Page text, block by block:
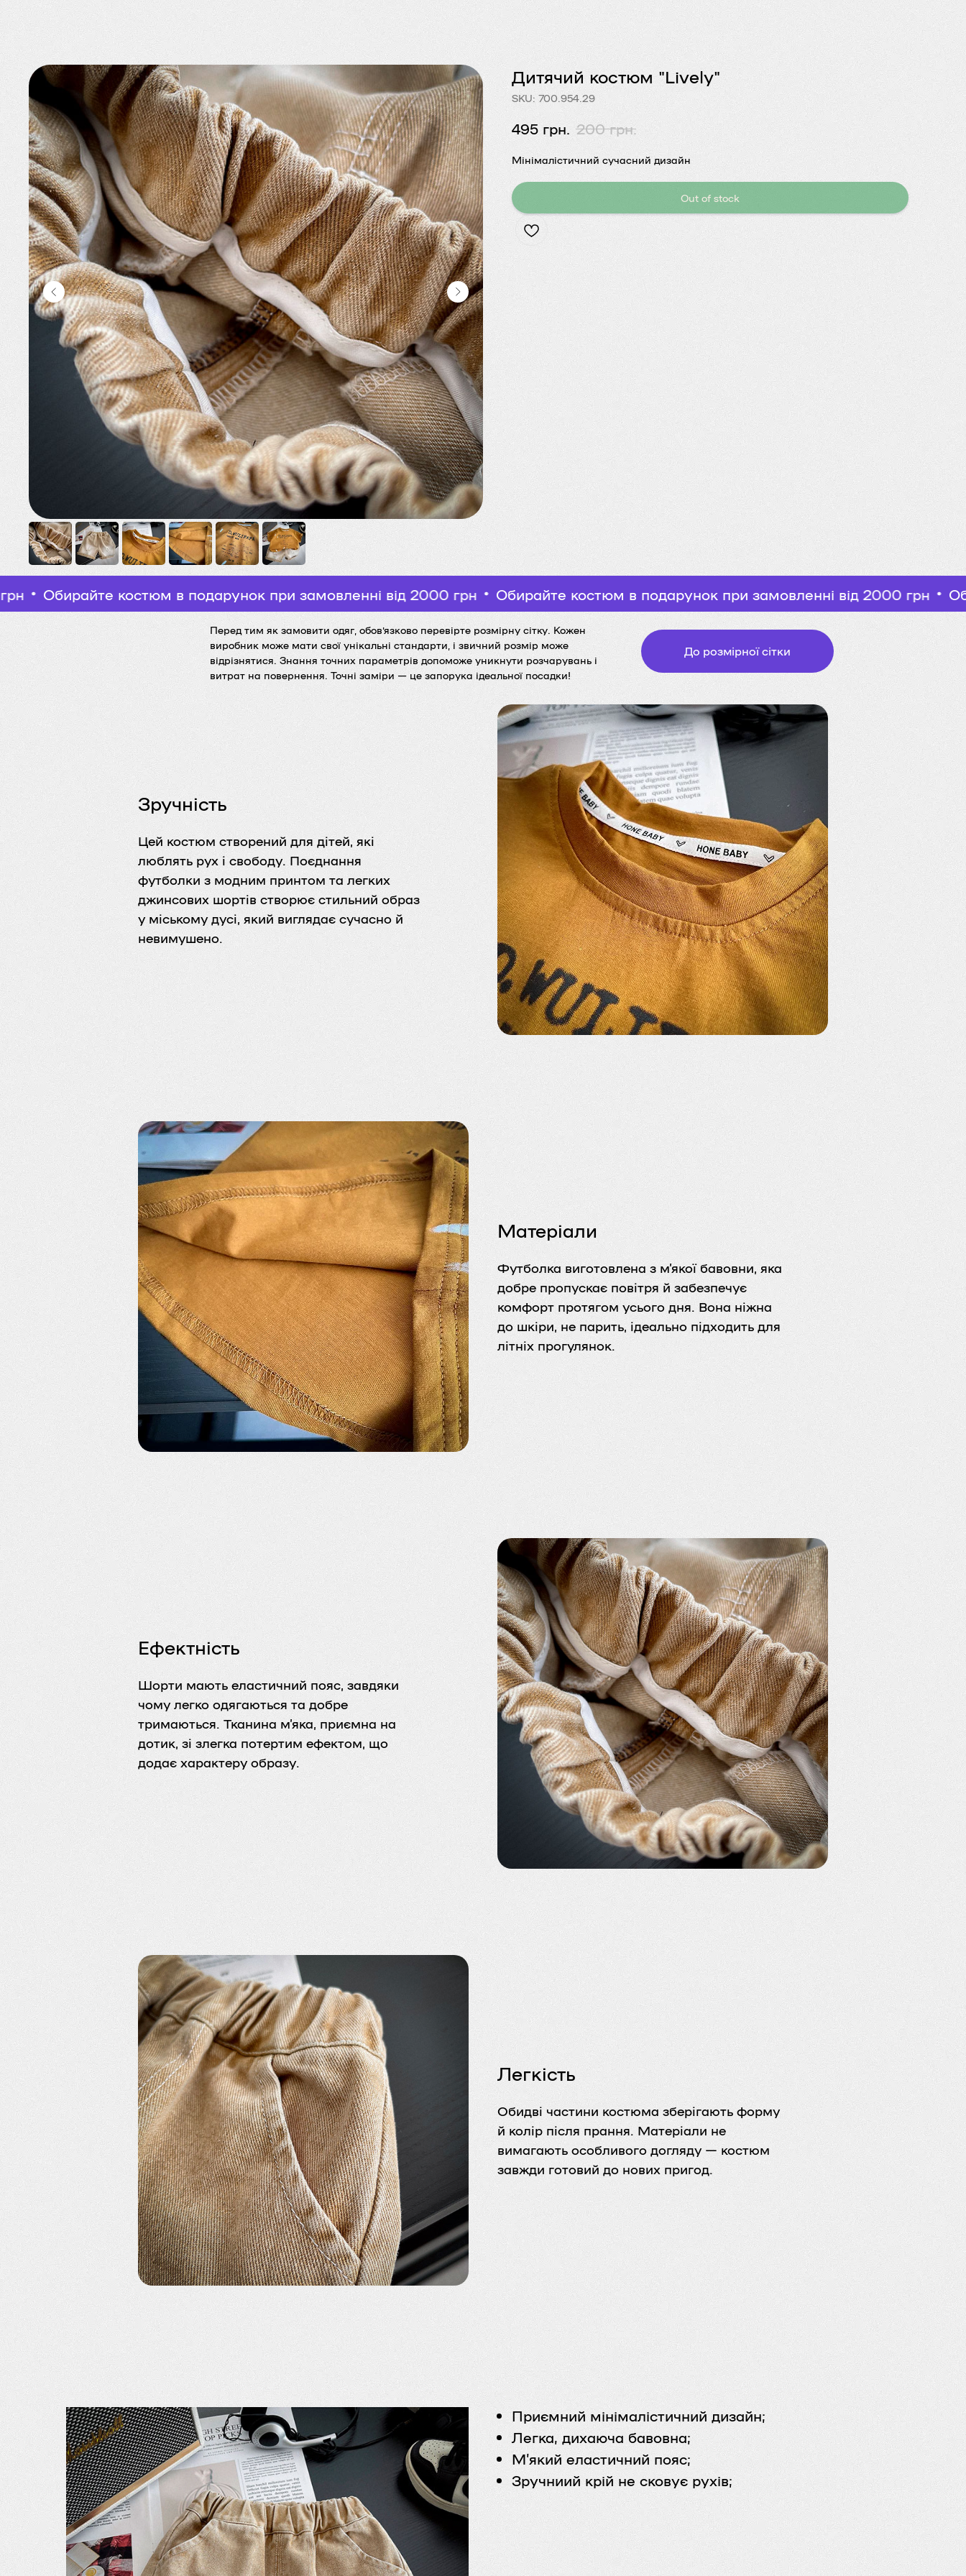
Дитячий костюм "Lively"
SKU: 700.954.29
495 грн. 200 грн.
Мінімалістичний сучасний дизайн
Out of stock
костюм в подарунок при замовленні від 2000 грн Обирайте костюм в подарунок при замовленні від 2000 грн Обирайте
Перед тим як замовити одяг, обов’язково перевірте розмірну сітку. Кожен
виробник може мати свої унікальні стандарти, і звичний розмір може
відрізнятися. Знання точних параметрів допоможе уникнути розчарувань і
витрат на повернення. Точні заміри — це запорука ідеальної посадки!
До розмірної сітки
Зручність
Цей костюм створений для дітей, які
люблять рух і свободу. Поєднання
футболки з модним принтом та легких
джинсових шортів створює стильний образ
у міському дусі, який виглядає сучасно й
невимушено.
Матеріали
Футболка виготовлена з м’якої бавовни, яка
добре пропускає повітря й забезпечує
комфорт протягом усього дня. Вона ніжна
до шкіри, не парить, ідеально підходить для
літніх прогулянок.
Ефектність
Шорти мають еластичний пояс, завдяки
чому легко одягаються та добре
тримаються. Тканина м’яка, приємна на
дотик, зі злегка потертим ефектом, що
додає характеру образу.
Легкість
Обидві частини костюма зберігають форму
й колір після прання. Матеріали не
вимагають особливого догляду — костюм
завжди готовий до нових пригод.
Приємний мінімалістичний дизайн;
Легка, дихаюча бавовна;
М’який еластичний пояс;
Зручниий крій не сковує рухів;